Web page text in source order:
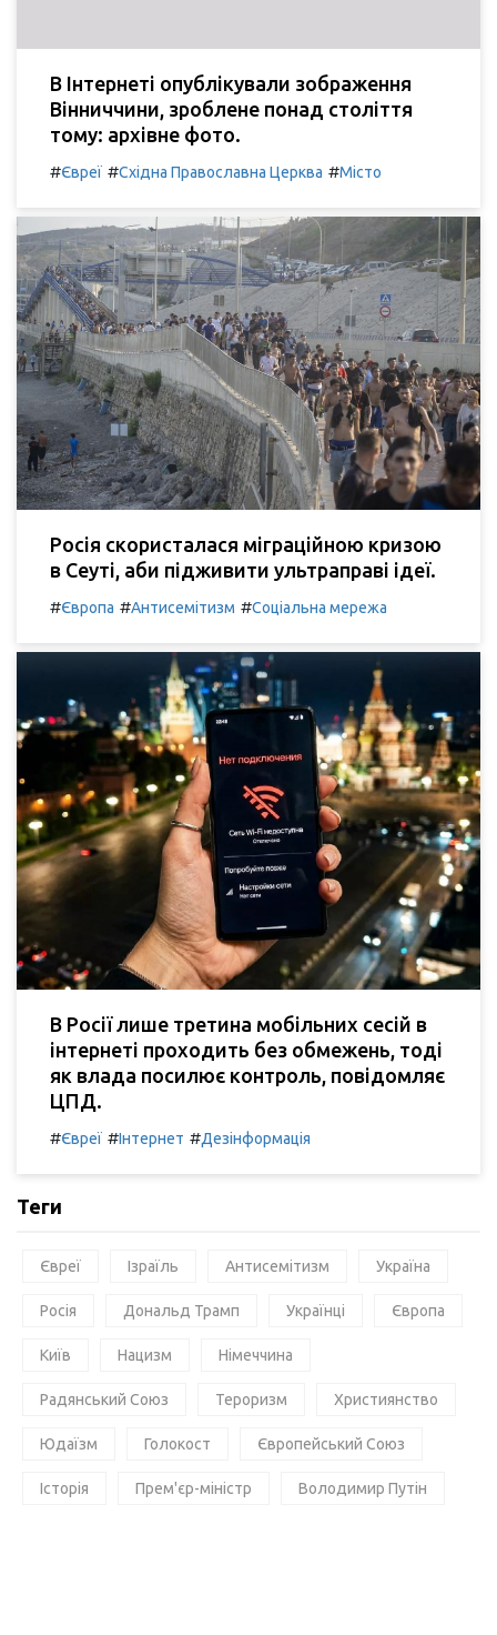
В Інтернеті опублікували зображення
Вінниччини, зроблене понад століття
тому: архівне фото.
#Євреї #Східна Православна Церква #Місто
Росія скористалася міграційною кризою
в Сеуті, аби підживити ультраправі ідеї.
#Європа #Антисемітизм #Соціальна мережа
В Росії лише третина мобільних сесій в
інтернеті проходить без обмежень, тоді
як влада посилює контроль, повідомляє
ЦПД.
#Євреї #Інтернет #Дезінформація
Теги
Євреї Ізраїль Антисемітизм Україна
Росія Дональд Трамп Українці Європа
Київ Нацизм Німеччина
Радянський Союз Тероризм Християнство
Юдаїзм Голокост Європейський Союз
Історія Прем'єр-міністр Володимир Путін